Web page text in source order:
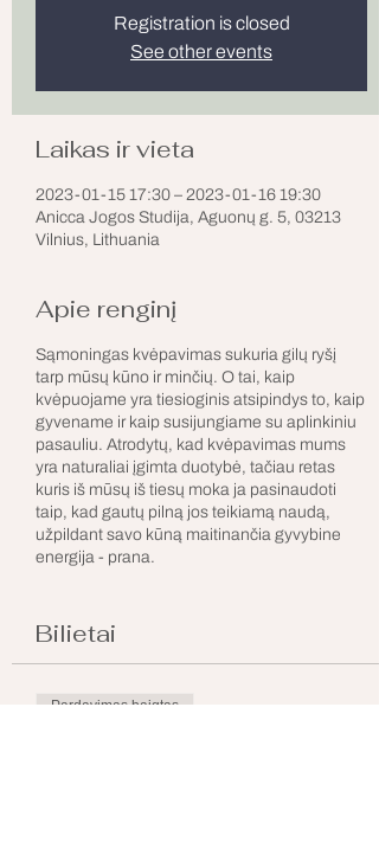
Registration is closed
See other events
Laikas ir vieta
2023-01-15 17:30 – 2023-01-16 19:30
Anicca Jogos Studija, Aguonų g. 5, 03213
Vilnius, Lithuania
Apie renginį
Sąmoningas kvėpavimas sukuria gilų ryšį
tarp mūsų kūno ir minčių. O tai, kaip
kvėpuojame yra tiesioginis atsipindys to, kaip
gyvename ir kaip susijungiame su aplinkiniu
pasauliu. Atrodytų, kad kvėpavimas mums
yra naturaliai įgimta duotybė, tačiau retas
kuris iš mūsų iš tiesų moka ja pasinaudoti
taip, kad gautų pilną jos teikiamą naudą,
užpildant savo kūną maitinančia gyvybine
energija - prana.
su joga, kvėpavimu ir gilia meditacija.
Bilietai
Pardavimas baigtas